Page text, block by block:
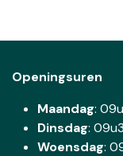
Openingsuren
Maandag:
Dinsdag:
Woensdag: